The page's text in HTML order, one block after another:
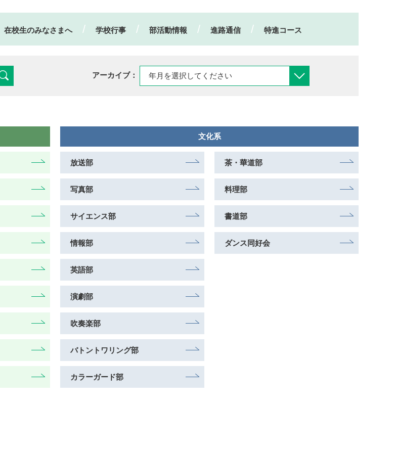
在校生のみなさまへ 学校行事 部活動情報 進路通信 特進コース
アーカイブ：
文化系
放送部
写真部
サイエンス部
情報部
英語部
演劇部
吹奏楽部
バトントワリング部
カラーガード部
茶・華道部
料理部
書道部
ダンス同好会